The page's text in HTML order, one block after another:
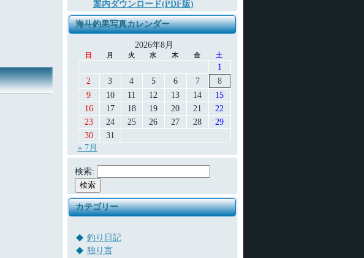
案内ダウンロード(PDF版)
海斗釣果写真カレンダー
2026年8月
日 月 火 水 木 金 土
« 7月
1
2
3 4 5 6 7
8
9
10 11 12 13 14
15
16
17 18 19 20 21
22
23
24 25 26 27 28
29
30
31
検索:
カテゴリー
釣り日記
独り言